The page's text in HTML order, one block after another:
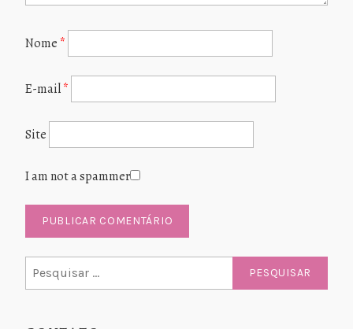
Nome *
E-mail*
Site
I am not a spammer
por: